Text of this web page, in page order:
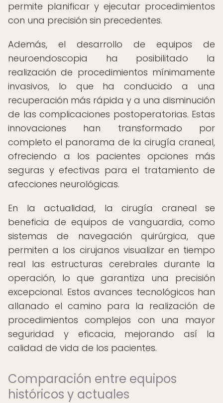
permite planificar y ejecutar procedimientos
con una precisión sin precedentes.
Además, el desarrollo de equipos de
neuroendoscopia ha posibilitado la
realización de procedimientos mínimamente
invasivos, lo que ha conducido a una
recuperación más rápida y a una disminución
de las complicaciones postoperatorias. Estas
innovaciones han transformado por
completo el panorama de la cirugía craneal,
ofreciendo a los pacientes opciones más
seguras y efectivas para el tratamiento de
afecciones neurológicas.
En la actualidad, la cirugía craneal se
beneficia de equipos de vanguardia, como
sistemas de navegación quirúrgica, que
permiten a los cirujanos visualizar en tiempo
real las estructuras cerebrales durante la
operación, lo que garantiza una precisión
excepcional. Estos avances tecnológicos han
allanado el camino para la realización de
procedimientos complejos con una mayor
seguridad y eficacia, mejorando así la
calidad de vida de los pacientes.
Comparación entre equipos
históricos y actuales